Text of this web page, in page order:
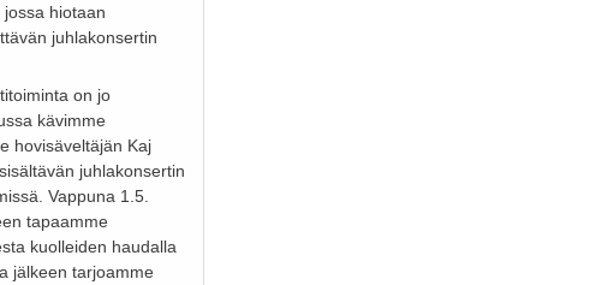
hiotaan
juhlakonsertin
on jo
kävimme
hovisäveltäjän Kaj
juhlakonsertin
Vappuna 1.5.
tapaamme
kuolleiden haudalla
jälkeen tarjoamme